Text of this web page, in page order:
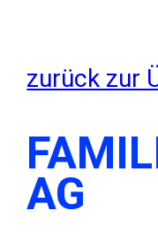
zurück zur
AG